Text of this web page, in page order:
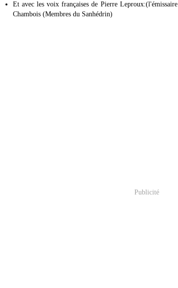
Et avec les voix françaises de Pierre
Chambois (Membres du Sanhédrin)
Publicité